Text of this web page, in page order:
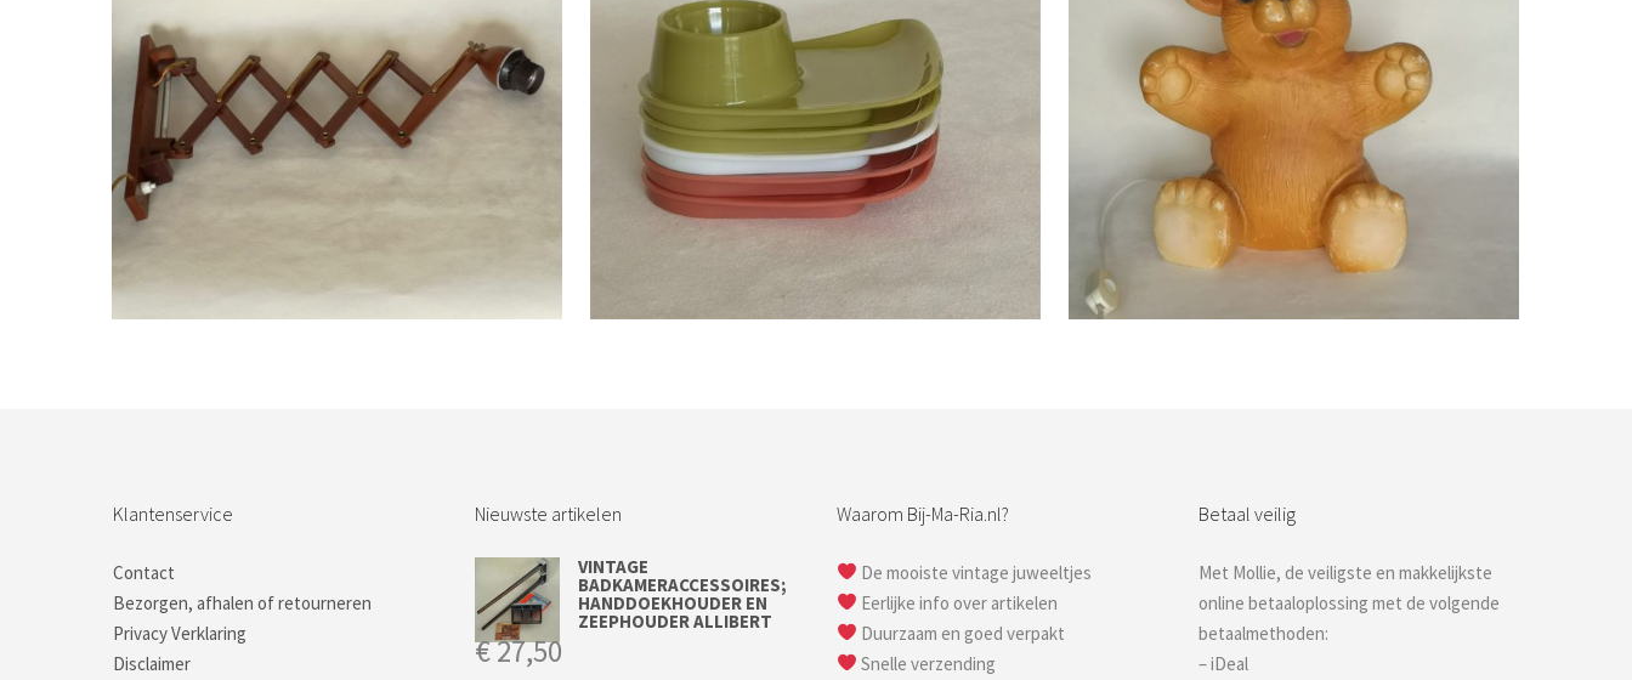
Klantenservice
Contact
Bezorgen, afhalen of retourneren
Privacy Verklaring
Disclaimer
Nieuwste artikelen
VINTAGE
BADKAMERACCESSOIRES;
HANDDOEKHOUDER EN
ZEEPHOUDER ALLIBERT
€27,50
Waarom Bij-Ma-Ria.nl?
De mooiste vintage juweeltjes
Eerlijke info over artikelen
Duurzaam en goed verpakt
Snelle verzending
Betaal veilig
Met Mollie, de veiligste en makkelijkste
online betaaloplossing met de volgende
betaalmethoden:
– iDeal